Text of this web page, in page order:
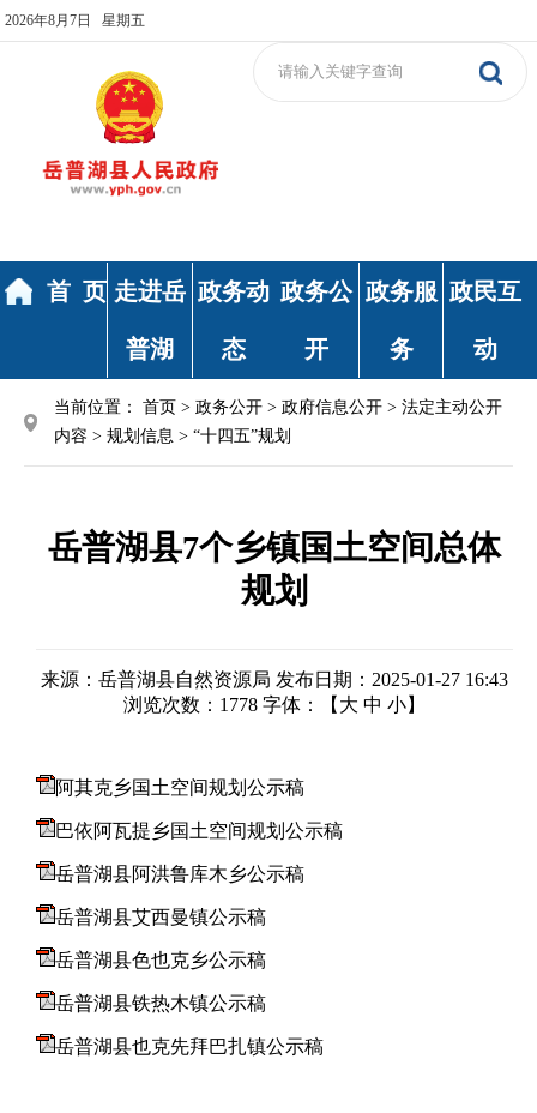
2026年8月7日 星期五
首 页 走进岳
普湖
政务动
态
政务公
开
政务服
务
政民互
动
当前位置： 首页 > 政务公开 > 政府信息公开 > 法定主动公开
内容 > 规划信息 > “十四五”规划
岳普湖县7个乡镇国土空间总体
规划
来源：岳普湖县自然资源局 发布日期：2025-01-27 16:43
浏览次数： 1778 字体：【 大 中 小】
阿其克乡国土空间规划公示稿
巴依阿瓦提乡国土空间规划公示稿
岳普湖县阿洪鲁库木乡公示稿
岳普湖县艾西曼镇公示稿
岳普湖县色也克乡公示稿
岳普湖县铁热木镇公示稿
岳普湖县也克先拜巴扎镇公示稿